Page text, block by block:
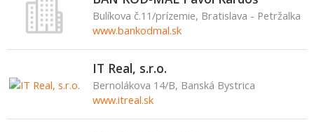
Bulíkova č.11/prízemie, Bratislava - Petržalka
www.bankodmal.sk
IT Real, s.r.o.
Bernolákova 14/B, Banská Bystrica
www.itreal.sk